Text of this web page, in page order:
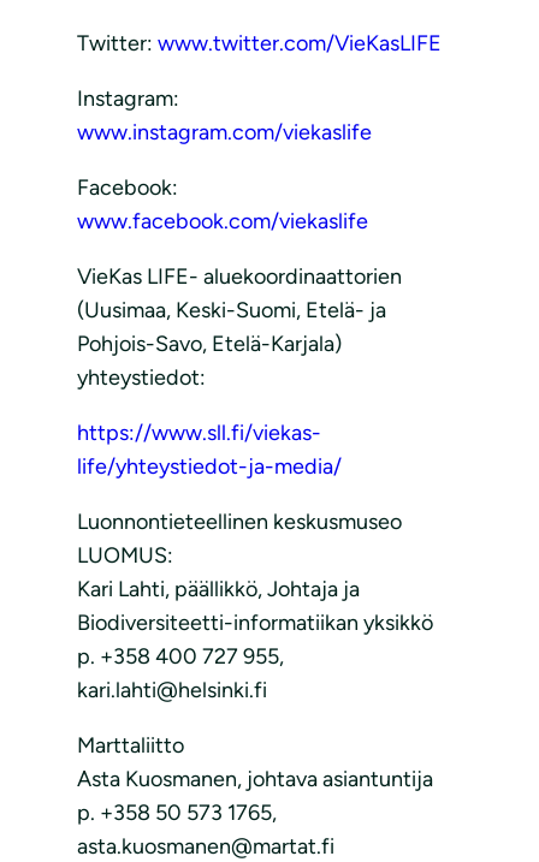
Twitter: www.twitter.com/VieKasLIFE
Instagram:
www.instagram.com/viekaslife
Facebook:
www.facebook.com/viekaslife
VieKas LIFE- aluekoordinaattorien
(Uusimaa, Keski-Suomi, Etelä- ja
Pohjois-Savo, Etelä-Karjala)
yhteystiedot:
https://www.sll.fi/viekas-
life/yhteystiedot-ja-media/
Luonnontieteellinen keskusmuseo
LUOMUS:
Kari Lahti, päällikkö, Johtaja ja
Biodiversiteetti-informatiikan yksikkö
p. +358 400 727 955,
kari.lahti@helsinki.fi
Marttaliitto
Asta Kuosmanen, johtava asiantuntija
p. +358 50 573 1765,
asta.kuosmanen@martat.fi